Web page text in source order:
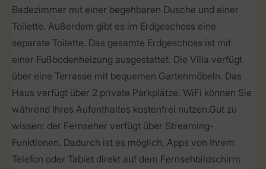
Badezimmer mit einer begehbaren Dusche und einer
Toilette. Außerdem gibt es im Erdgeschoss eine
separate Toilette. Das gesamte Erdgeschoss ist mit
einer Fußbodenheizung ausgestattet. Die Villa verfügt
über eine Terrasse mit bequemen Gartenmöbeln. Das
Haus verfügt über 2 private Parkplätze. WiFi können Sie
während Ihres Aufenthaltes kostenfrei nutzen.Gut zu
wissen: der Fernseher verfügt über Streaming-
Funktionen. Dadurch ist es möglich, Apps von Ihrem
Telefon oder Tablet direkt auf dem Fernsehbildschirm